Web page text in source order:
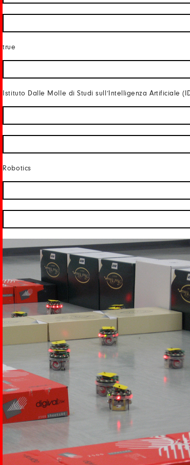
true
Istituto Dalle Molle di Studi sull’Intelligenza Artificiale
Robotics